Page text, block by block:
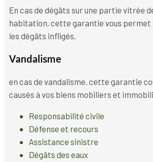
En cas de dégâts sur une partie vitrée
habitation, cette garantie vous permet
les dégâts infligés.
Vandalisme
en cas de vandalisme, cette garantie
causés à vos biens mobiliers et
Responsabilité civile
Défense et recours
Assistance sinistre
Dégâts des eaux